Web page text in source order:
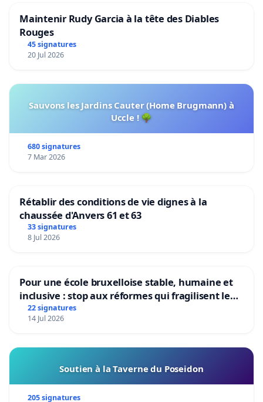
Maintenir Rudy Garcia à la tête des Diables
Rouges
45 signatures
20 Jul 2026
Sauvons les Jardins Cauter (Home Brugmann) à
Uccle ! 🌳
680 signatures
7 Mar 2026
Rétablir des conditions de vie dignes à la
chaussée d'Anvers 61 et 63
33 signatures
8 Jul 2026
Pour une école bruxelloise stable, humaine et
inclusive : stop aux réformes qui fragilisent le
primaire
22 signatures
14 Jul 2026
Soutien à la Taverne du Poseidon
205 signatures